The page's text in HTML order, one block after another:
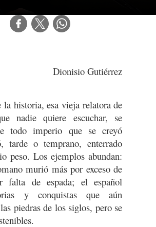
Dionisio Gutiérrez
historia, esa vieja relatora de
nadie quiere escuchar, se
todo imperio que se creyó
tarde o temprano, enterrado
peso. Los ejemplos abundan:
murió más por exceso de
falta de espada; el español
y conquistas que aún
piedras de los siglos, pero se